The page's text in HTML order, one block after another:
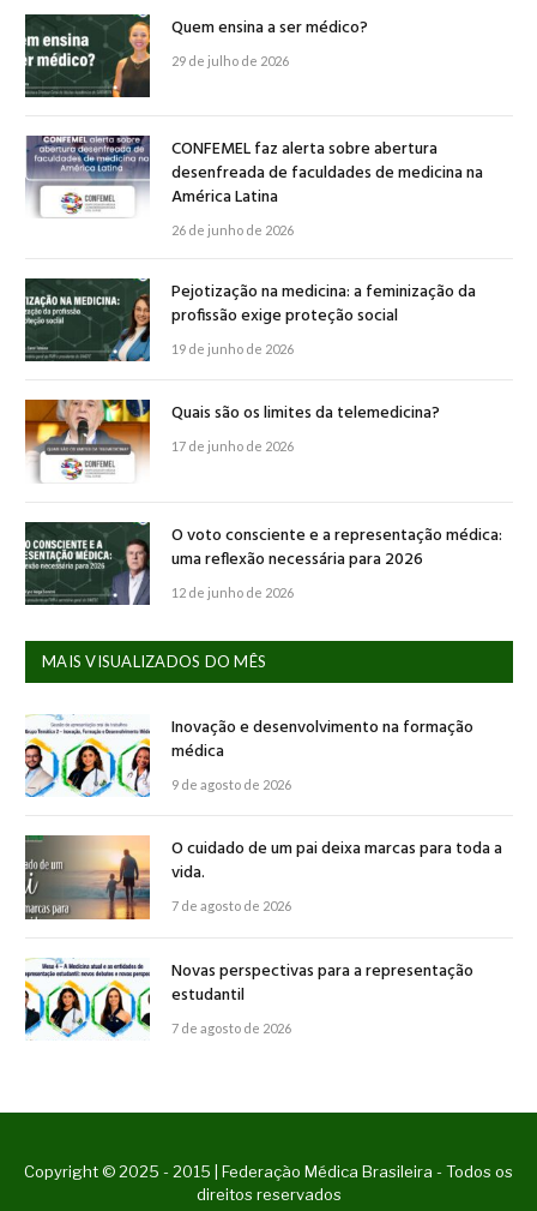
Quem ensina a ser médico?
29 de julho de 2026
CONFEMEL faz alerta sobre abertura
desenfreada de faculdades de medicina na
América Latina
26 de junho de 2026
Pejotização na medicina: a feminização da
profissão exige proteção social
19 de junho de 2026
Quais são os limites da telemedicina?
17 de junho de 2026
O voto consciente e a representação médica:
uma reflexão necessária para 2026
12 de junho de 2026
MAIS VISUALIZADOS DO MÊS
Inovação e desenvolvimento na formação
médica
9 de agosto de 2026
O cuidado de um pai deixa marcas para toda a
vida.
7 de agosto de 2026
Novas perspectivas para a representação
estudantil
7 de agosto de 2026
Copyright © 2025 - 2015 | Federação Médica Brasileira - Todos os
direitos reservados